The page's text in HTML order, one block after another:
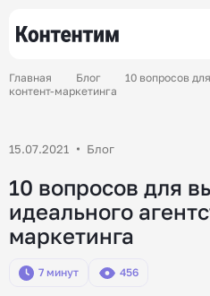
Главная Блог
10 вопросов
контент-маркетинга
15.07.2021 Блог
10 вопросов для
идеального
маркетинга
7 минут 456